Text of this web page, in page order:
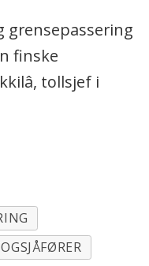
grensepassering
finske
tollsjef i